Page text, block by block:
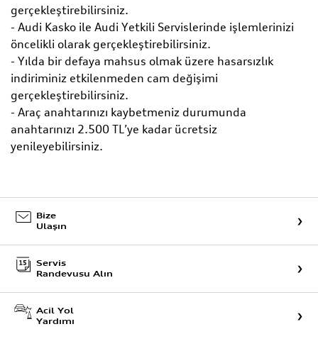
gerçekleştirebilirsiniz.
- Audi Kasko ile Audi Yetkili Servislerinde işlemlerinizi
öncelikli olarak gerçekleştirebilirsiniz.
- Yılda bir defaya mahsus olmak üzere hasarsızlık
indiriminiz etkilenmeden cam değişimi
gerçekleştirebilirsiniz.
- Araç anahtarınızı kaybetmeniz durumunda
anahtarınızı 2.500 TL’ye kadar ücretsiz
yenileyebilirsiniz.
Bize
Ulaşın
Servis
Randevusu Alın
Acil Yol
Yardımı